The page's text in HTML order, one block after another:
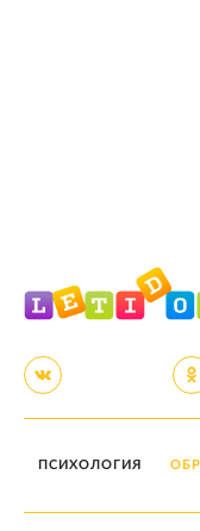
ПСИХОЛОГИЯ